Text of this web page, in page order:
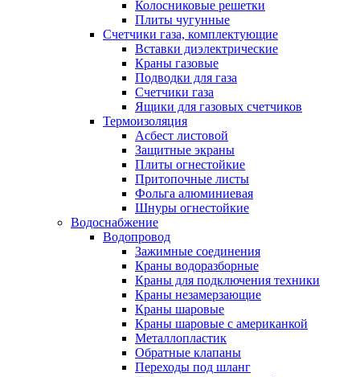
Колосниковые решетки
Плиты чугунные
Счетчики газа, комплектующие
Вставки диэлектрические
Краны газовые
Подводки для газа
Счетчики газа
Ящики для газовых счетчиков
Термоизоляция
Асбест листовой
Защитные экраны
Плиты огнестойкие
Притопочные листы
Фольга алюминиевая
Шнуры огнестойкие
Водоснабжение
Водопровод
Зажимные соединения
Краны водоразборные
Краны для подключения техники
Краны незамерзающие
Краны шаровые
Краны шаровые с американкой
Металлопластик
Обратные клапаны
Переходы под шланг